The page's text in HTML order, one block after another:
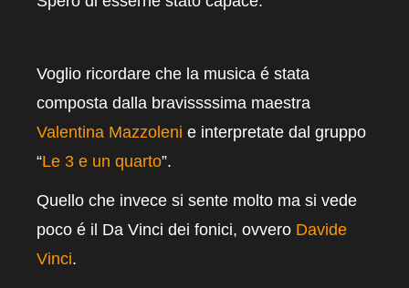
Voglio ricordare che la musica é stata
composta dalla bravissssima maestra
Valentina Mazzoleni e interpretate dal gruppo
“Le 3 e un quarto”.
Quello che invece si sente molto ma si vede
poco é il Da Vinci dei fonici, ovvero Davide
Vinci.